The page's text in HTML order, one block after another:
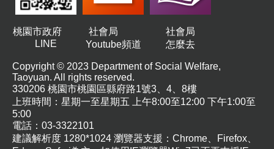
桃園市政府
LINE
社會局
Youtube頻道
社會局
怎麼去
Copyright © 2023 Department of Social Welfare,
Taoyuan. All rights reserved.
330206 桃園市桃園區縣府路1號3、4、8樓
上班時間：星期一至星期五 上午8:00至12:00 下午1:00至
5:00
電話：03-3322101
建議解析度 1280*1024 瀏覽器支援：Chrome、Firefox、